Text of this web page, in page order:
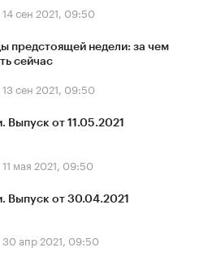
14 сен 2021, 09:50
предстоящей недели: за чем
сейчас
13 сен 2021, 09:50
Выпуск от 11.05.2021
11 мая 2021, 09:50
Выпуск от 30.04.2021
30 апр 2021, 09:50